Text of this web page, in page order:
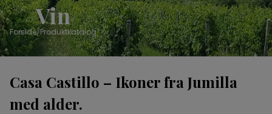
Vin
Forside/Produktkatalog
Casa Castillo – Ikoner fra Jumilla
med alder.